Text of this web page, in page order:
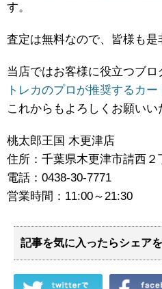
す。
査定は無料なので、皆様も是
当店ではお客様に役立つブロ
トレカのプロが推奨するカ
これからもよろしくお願いい
桃太郎王国 木更津店
住所：千葉県木更津市請西２
電話：0438-30-7771
営業時間：11:00～21:30
記事を気に入ったらシェア